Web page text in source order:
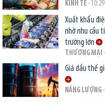
KINH TẾ-
Xuất khẩu
nhờ nhu cầu
trường lớn
THƯƠNG MẠI
Giá dầu thế
NĂNG LƯỢNG